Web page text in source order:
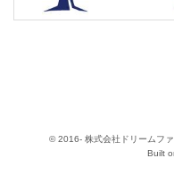
© 2016- 株式会社ドリームフ
Built